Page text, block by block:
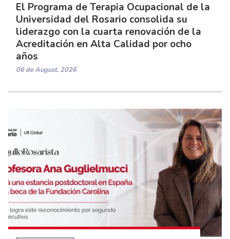
El Programa de Terapia Ocupacional de la
Universidad del Rosario consolida su
liderazgo con la cuarta renovación de la
Acreditación en Alta Calidad por ocho
años
06 de August, 2026